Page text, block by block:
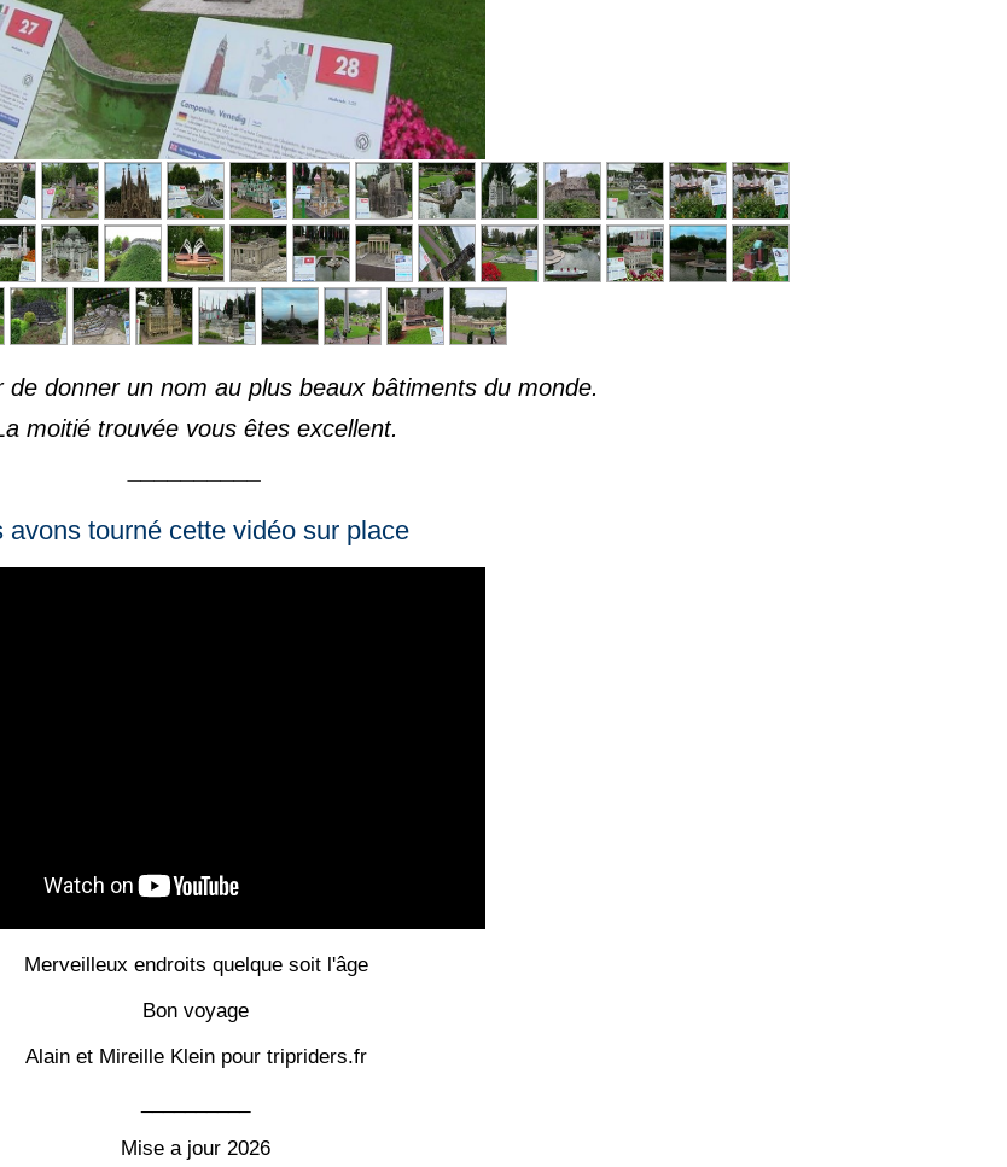
donner un nom au plus beaux bâtiments du monde.
moitié trouvée vous êtes excellent.
avons tourné cette vidéo sur place
Merveilleux endroits quelque soit l'âge
Bon voyage
Alain et Mireille Klein pour tripriders.fr
Mise a jour 2026